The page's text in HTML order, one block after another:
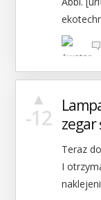
-12
▲
zegar
Teraz
I